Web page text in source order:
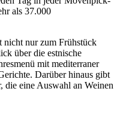
als 37.000
nicht nur zum Frühstück
über die estnische
mit mediterraner
Darüber hinaus gibt
die eine Auswahl an Weinen